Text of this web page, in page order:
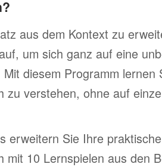
aus dem Kontext zu
um sich ganz auf eine
diesem Programm lernen
zu verstehen, ohne auf
erweitern Sie Ihre
mit 10 Lernspielen aus den